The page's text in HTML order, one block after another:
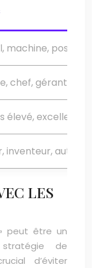
machine, poste
chef, gérant,
élevé, excellent,
inventeur, auteur,
LES
peut être un
de
d’éviter